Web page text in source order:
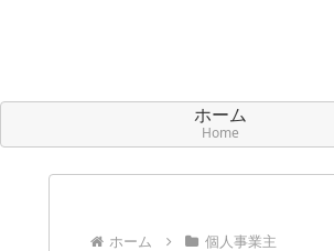
ホーム
Home
ホーム 個人事業主